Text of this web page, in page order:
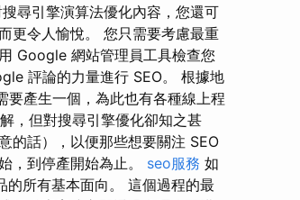
尋引擎演算法優化內容，您還可
更令人愉悅。 您只需要考慮最重
Google 網站管理員工具檢查您
評論的力量進行 SEO。 根據地
產生一個，為此也有各種線上程
，但對搜尋引擎優化卻知之甚
的話），以便那些想要關注 SEO
，到停產開始為止。 seo服務 如
所有基本面向。 這個過程的最